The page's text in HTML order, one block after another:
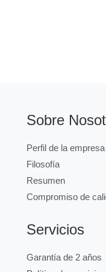
Sobre
Perfil de la empresa
Filosofía
Resumen
Compromiso de
Servicios
Garantía de 2 años